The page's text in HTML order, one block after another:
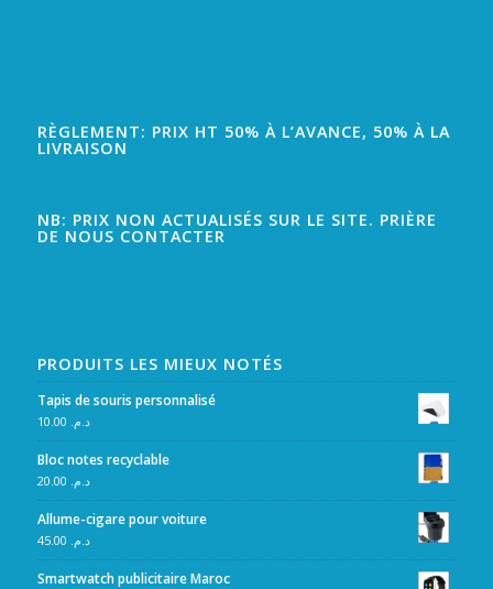
RÈGLEMENT: PRIX HT 50% À L’AVANCE, 50% À LA
LIVRAISON
NB: PRIX NON ACTUALISÉS SUR LE SITE. PRIÈRE
DE NOUS CONTACTER
PRODUITS LES MIEUX NOTÉS
Tapis de souris personnalisé
د.م.
Bloc notes recyclable
د.م.
Allume-cigare pour voiture
د.م.
Smartwatch publicitaire Maroc